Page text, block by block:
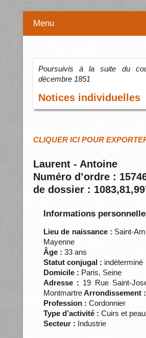
Menu
Poursuivis à la suite du
décembre 1851
Notices individuelles
CLIQUER ICI POUR
Laurent - Antoine
Numéro d’ordre :
de dossier :
Informations
Lieu de naissance : Saint-
Mayenne
Âge : 33 ans
Statut conjugal : indéterminé
Domicile : Paris, Seine
Adresse : 19 Rue Saint-
MontmartreArrondissement :
Profession : Cordonnier
Type d’activité : Cuirs et
Secteur : Industrie